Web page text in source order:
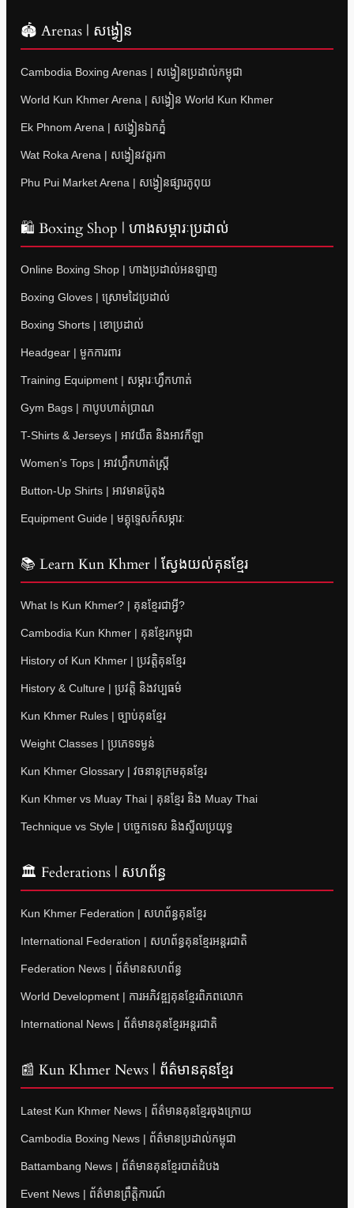
🏟 Arenas | សង្វៀន
Cambodia Boxing Arenas | សង្វៀនប្រដាល់កម្ពុជា
World Kun Khmer Arena | សង្វៀន World Kun Khmer
Ek Phnom Arena | សង្វៀនឯកភ្នំ
Wat Roka Arena | សង្វៀនវត្តរកា
Phu Pui Market Arena | សង្វៀនផ្សារភូពុយ
🛍 Boxing Shop | ហាងសម្ភារៈប្រដាល់
Online Boxing Shop | ហាងប្រដាល់អនឡាញ
Boxing Gloves | ស្រោមដៃប្រដាល់
Boxing Shorts | ខោប្រដាល់
Headgear | មួកការពារ
Training Equipment | សម្ភារៈហ្វឹកហាត់
Gym Bags | កាបូបហាត់ប្រាណ
T-Shirts & Jerseys | អាវយឺត និងអាវកីឡា
Women’s Tops | អាវហ្វឹកហាត់ស្ត្រី
Button-Up Shirts | អាវមានប៊ូតុង
Equipment Guide | មគ្គុទ្ទេសក៍សម្ភារៈ
📚 Learn Kun Khmer | ស្វែងយល់គុនខ្មែរ
What Is Kun Khmer? | គុនខ្មែរជាអ្វី?
Cambodia Kun Khmer | គុនខ្មែរកម្ពុជា
History of Kun Khmer | ប្រវត្តិគុនខ្មែរ
History & Culture | ប្រវត្តិ និងវប្បធម៌
Kun Khmer Rules | ច្បាប់គុនខ្មែរ
Weight Classes | ប្រភេទទម្ងន់
Kun Khmer Glossary | វចនានុក្រមគុនខ្មែរ
Kun Khmer vs Muay Thai | គុនខ្មែរ និង Muay Thai
Technique vs Style | បច្ចេកទេស និងស្ទីលប្រយុទ្ធ
🏛 Federations | សហព័ន្ធ
Kun Khmer Federation | សហព័ន្ធគុនខ្មែរ
International Federation | សហព័ន្ធគុនខ្មែរអន្តរជាតិ
Federation News | ព័ត៌មានសហព័ន្ធ
World Development | ការអភិវឌ្ឍគុនខ្មែរពិភពលោក
International News | ព័ត៌មានគុនខ្មែរអន្តរជាតិ
📰 Kun Khmer News | ព័ត៌មានគុនខ្មែរ
Latest Kun Khmer News | ព័ត៌មានគុនខ្មែរចុងក្រោយ
Cambodia Boxing News | ព័ត៌មានប្រដាល់កម្ពុជា
Battambang News | ព័ត៌មានគុនខ្មែរបាត់ដំបង
Event News | ព័ត៌មានព្រឹត្តិការណ៍